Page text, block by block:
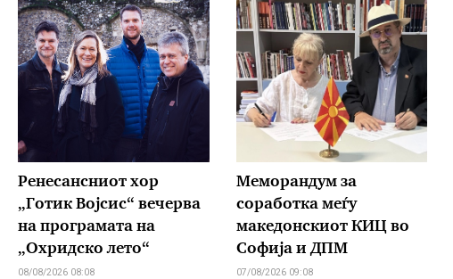
Ренесансниот хор
„Готик Војсис“ вечерва
на програмата на
„Охридско лето“
08/08/2026 08:08
Меморандум за
соработка меѓу
македонскиот КИЦ во
Софија и ДПМ
07/08/2026 09:08